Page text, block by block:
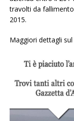
travolti da
2015.
Maggiori dettagli